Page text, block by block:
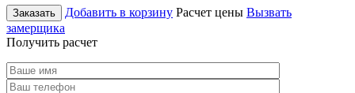
Заказать Добавить в корзину Расчет цены Вызвать
замерщика
Получить расчет